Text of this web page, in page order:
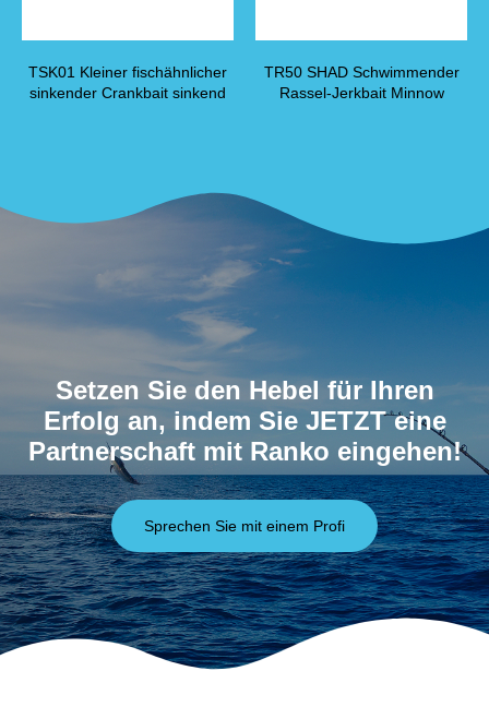
TSK01 Kleiner fischähnlicher
sinkender Crankbait sinkend
TR50 SHAD Schwimmender
Rassel-Jerkbait Minnow
Setzen Sie den Hebel für Ihren
Erfolg an, indem Sie JETZT eine
Partnerschaft mit Ranko eingehen!
Sprechen Sie mit einem Profi